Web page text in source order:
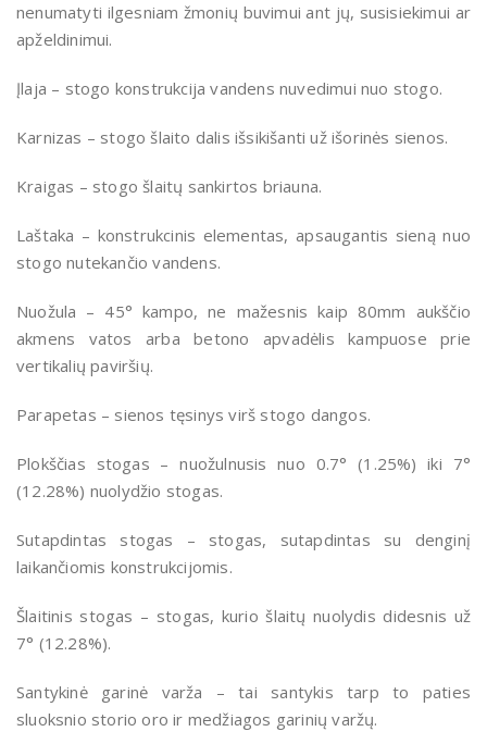
nenumatyti ilgesniam žmonių buvimui ant jų, susisiekimui ar
apželdinimui.
Įlaja – stogo konstrukcija vandens nuvedimui nuo stogo.
Karnizas – stogo šlaito dalis išsikišanti už išorinės sienos.
Kraigas – stogo šlaitų sankirtos briauna.
Laštaka – konstrukcinis elementas, apsaugantis sieną nuo
stogo nutekančio vandens.
Nuožula – 45° kampo, ne mažesnis kaip 80mm aukščio
akmens vatos arba betono apvadėlis kampuose prie
vertikalių paviršių.
Parapetas – sienos tęsinys virš stogo dangos.
Plokščias stogas – nuožulnusis nuo 0.7° (1.25%) iki 7°
(12.28%) nuolydžio stogas.
Sutapdintas stogas – stogas, sutapdintas su denginį
laikančiomis konstrukcijomis.
Šlaitinis stogas – stogas, kurio šlaitų nuolydis didesnis už
7° (12.28%).
Santykinė garinė varža – tai santykis tarp to paties
sluoksnio storio oro ir medžiagos garinių varžų.